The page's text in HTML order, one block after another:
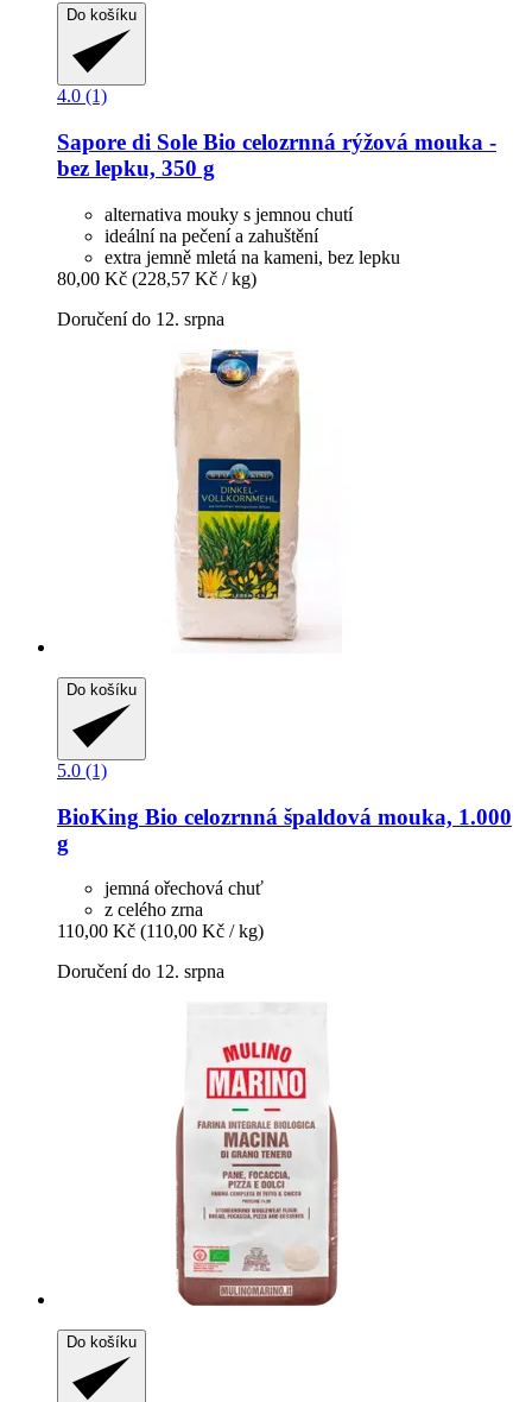
Do košíku
4.0 (1)
Sapore di Sole Bio celozrnná rýžová mouka -​
bez lepku, 350 g
alternativa mouky s jemnou chutí
ideální na pečení a zahuštění
extra jemně mletá na kameni, bez lepku
80,00 Kč (228,57 Kč / kg)
Doručení do 12. srpna
Do košíku
5.0 (1)
BioKing Bio celozrnná špaldová mouka, 1.000
g
jemná ořechová chuť
z celého zrna
110,00 Kč (110,00 Kč / kg)
Doručení do 12. srpna
Do košíku